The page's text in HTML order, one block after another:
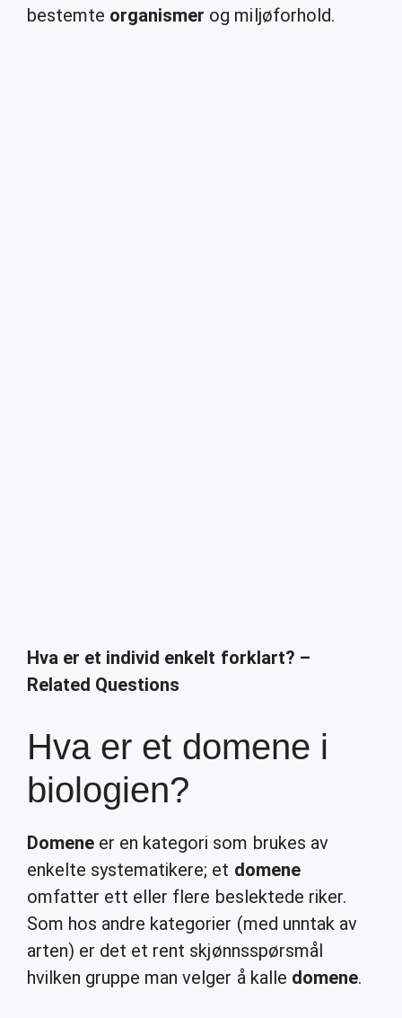
bestemte organismer og miljøforhold.
Hva er et individ enkelt forklart? –
Related Questions
Hva er et domene i
biologien?
Domene er en kategori som brukes av
enkelte systematikere; et domene
omfatter ett eller flere beslektede riker.
Som hos andre kategorier (med unntak av
arten) er det et rent skjønnsspørsmål
hvilken gruppe man velger å kalle domene.